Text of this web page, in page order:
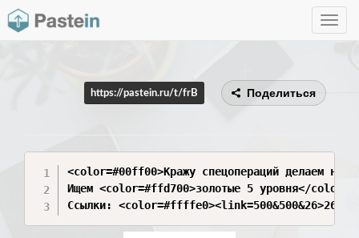
Toggle
https://pastein.ru/t/frB Поделиться
<color=#00ff00>Кражу спецопераций делаем на
Ищем <color=#ffd700>золотые 5 уровня</
Ссылки: